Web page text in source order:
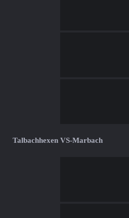
Talbachhexen VS-Marbach